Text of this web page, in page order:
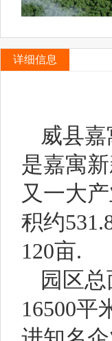
详细信息
威县
是嘉寓
又一大
积约
120亩.
园区
16500平